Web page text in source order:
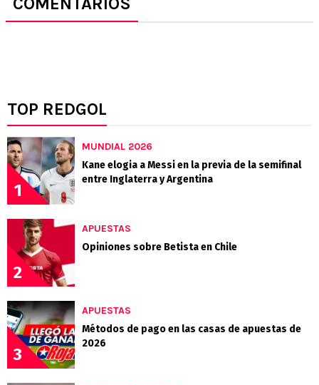
TOP REDGOL
1
MUNDIAL 2026
Kane elogia a Messi en la previa de la semifinal
entre Inglaterra y Argentina
2
APUESTAS
Opiniones sobre Betista en Chile
3
APUESTAS
Métodos de pago en las casas de apuestas de
2026